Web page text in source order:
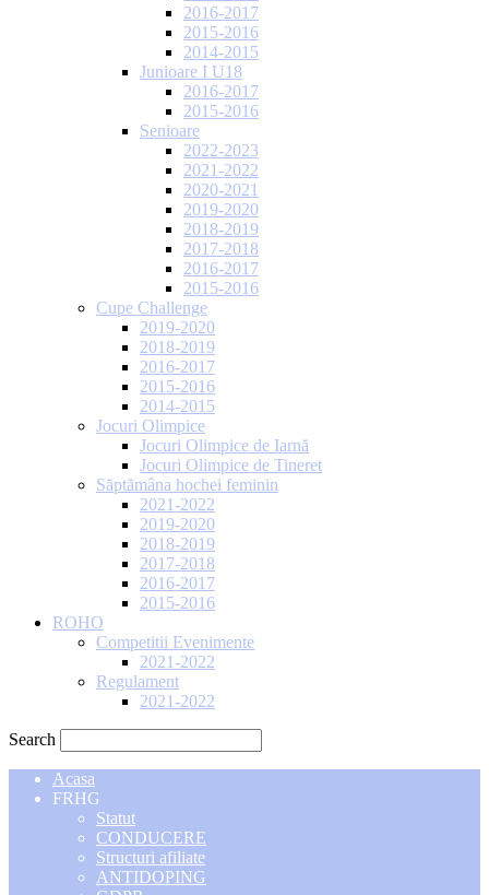
2016-2017
2015-2016
2014-2015
Junioare I U18
2016-2017
2015-2016
Senioare
2022-2023
2021-2022
2020-2021
2019-2020
2018-2019
2017-2018
2016-2017
2015-2016
Cupe Challenge
2019-2020
2018-2019
2016-2017
2015-2016
2014-2015
Jocuri Olimpice
Jocuri Olimpice de Iarnă
Jocuri Olimpice de Tineret
Săptămâna hochei feminin
2021-2022
2019-2020
2018-2019
2017-2018
2016-2017
2015-2016
ROHO
Competitii Evenimente
2021-2022
Regulament
2021-2022
Search
Acasa
FRHG
Statut
CONDUCERE
Structuri afiliate
ANTIDOPING